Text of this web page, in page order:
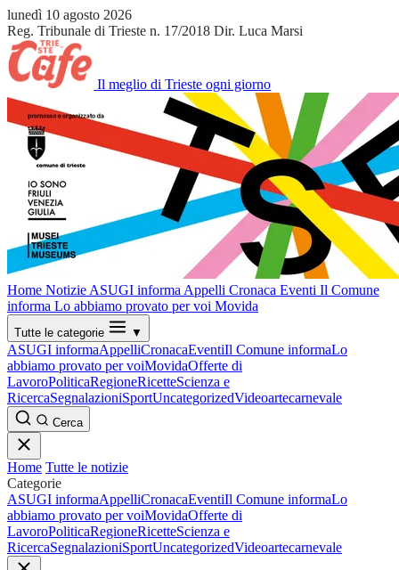
lunedì 10 agosto 2026
Reg. Tribunale di Trieste n. 17/2018 Dir. Luca Marsi
Il meglio di Trieste ogni giorno
Home Notizie ASUGI informa Appelli Cronaca Eventi Il Comune
informa Lo abbiamo provato per voi Movida
Tutte le categorie ▼
ASUGI informaAppelliCronacaEventiIl Comune informaLo
abbiamo provato per voiMovidaOfferte di
LavoroPoliticaRegioneRicetteScienza e
RicercaSegnalazioniSportUncategorizedVideoartecarnevale
Cerca
Home Tutte le notizie
Categorie
ASUGI informaAppelliCronacaEventiIl Comune informaLo
abbiamo provato per voiMovidaOfferte di
LavoroPoliticaRegioneRicetteScienza e
RicercaSegnalazioniSportUncategorizedVideoartecarnevale